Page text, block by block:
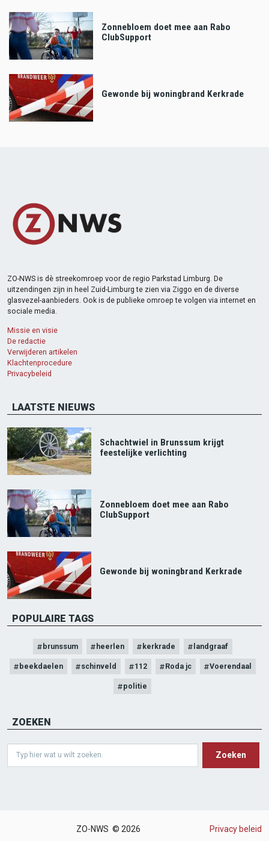
Zonnebloem doet mee aan Rabo
ClubSupport
Gewonde bij woningbrand Kerkrade
ZO-NWS is dè streekomroep voor de regio Parkstad Limburg. De
uitzendingen zijn in heel Zuid-Limburg te zien via Ziggo en de diverse
glasvezel-aanbieders. Ook is de publieke omroep te volgen via internet en
sociale media.
Missie en visie
De redactie
Verwijderen artikelen
Klachtenprocedure
Privacybeleid
LAATSTE NIEUWS
Schachtwiel in Brunssum krijgt
feestelijke verlichting
Zonnebloem doet mee aan Rabo
ClubSupport
Gewonde bij woningbrand Kerkrade
POPULAIRE TAGS
brunssum heerlen kerkrade landgraaf
beekdaelen schinveld 112 Roda jc Voerendaal
politie
ZOEKEN
ZO-NWS © 2026 Privacy beleid